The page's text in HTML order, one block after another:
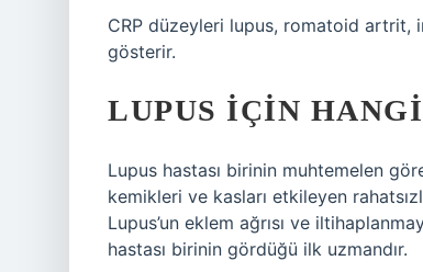
CRP düzeyleri lupus, romatoid artrit,
gösterir.
LUPUS IÇIN
Lupus hastası birinin muhtemelen
kemikleri ve kasları etkileyen
Lupus’un eklem ağrısı ve
hastası birinin gördüğü ilk uzmandır.